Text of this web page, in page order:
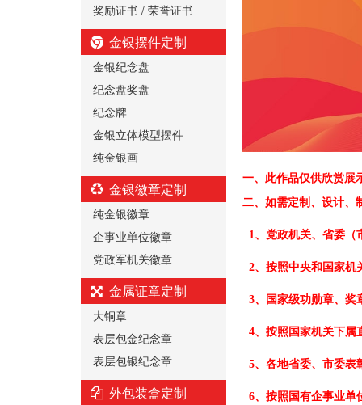
奖励证书 / 荣誉证书
金银摆件定制
金银纪念盘
纪念盘奖盘
纪念牌
金银立体模型摆件
纯金银画
金银徽章定制
纯金银徽章
企事业单位徽章
党政军机关徽章
金属证章定制
大铜章
表层包金纪念章
表层包银纪念章
外包装盒定制
一、 此作品仅供欣赏展
二、 如需定制、设计、
1、党政机关、省委（
2、按照中央和国家机
3、国家级功勋章、奖
4、按照国家机关下属
5、各地省委、市委表
6、按照国有企事业单